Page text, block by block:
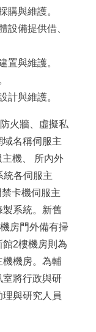
購與維護。
設備提供借、
置與維護。
計與維護。
火牆、虛擬私
域名稱伺服主
機、 所內外
統各伺服主
卡機伺服主
製系統。新舊
房門外備有掃
2樓機房則為
機機房。為輔
室將行政與研
與研究人員